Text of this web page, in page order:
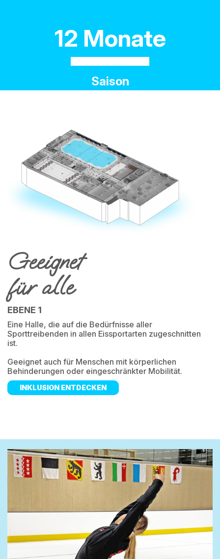
12 Monate
Saison
Geeignet
für alle
EBENE 1
Eine Halle, die auf die Bedürfnisse aller
Sporttreibenden in allen Eissportarten zugeschnitten
ist.
Geeignet auch für Menschen mit körperlichen
Behinderungen oder eingeschränkter Mobilität.
INKLUSION ENTDECKEN